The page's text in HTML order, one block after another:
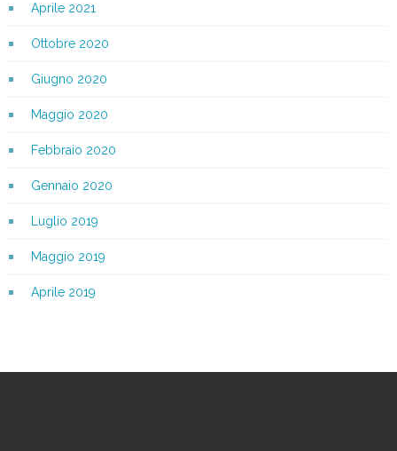
Aprile 2021
Ottobre 2020
Giugno 2020
Maggio 2020
Febbraio 2020
Gennaio 2020
Luglio 2019
Maggio 2019
Aprile 2019